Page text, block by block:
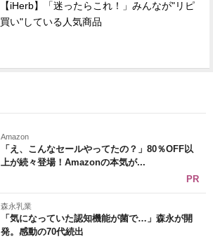
【iHerb】「迷ったらこれ！」みんなが"リピ
買い"している人気商品
Amazon
「え、こんなセールやってたの？」80％OFF以
上が続々登場！Amazonの本気が...
PR
森永乳業
「気になっていた認知機能が菌で…」森永が開
発。感動の70代続出